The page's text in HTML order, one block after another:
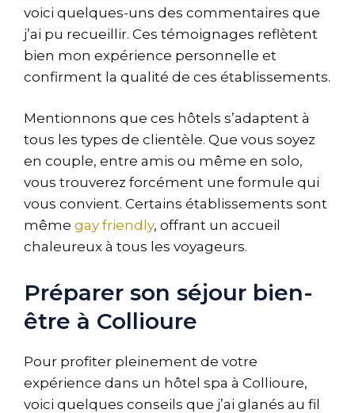
voici quelques-uns des commentaires que
j’ai pu recueillir. Ces témoignages reflètent
bien mon expérience personnelle et
confirment la qualité de ces établissements.
Mentionnons que ces hôtels s’adaptent à
tous les types de clientèle. Que vous soyez
en couple, entre amis ou même en solo,
vous trouverez forcément une formule qui
vous convient. Certains établissements sont
même gay friendly, offrant un accueil
chaleureux à tous les voyageurs.
Préparer son séjour bien-
être à Collioure
Pour profiter pleinement de votre
expérience dans un hôtel spa à Collioure,
voici quelques conseils que j’ai glanés au fil